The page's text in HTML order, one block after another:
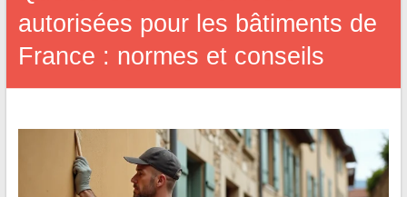
autorisées pour les bâtiments de
France : normes et conseils